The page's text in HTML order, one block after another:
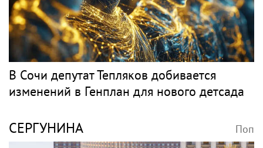
В Сочи депутат Тепляков добивается
изменений в Генплан для нового детсада
СЕРГУНИНА Поп